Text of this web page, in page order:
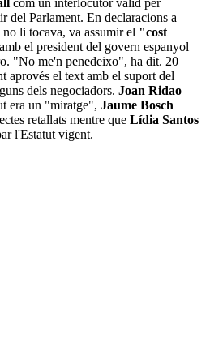
del Parlament. En declaracions a
li tocava, va assumir el "cost
el president del govern espanyol
"No me'n penedeixo", ha dit. 20
aprovés el text amb el suport del
dels negociadors. Joan Ridao
era un "miratge", Jaume Bosch
retallats mentre que Lídia Santos
l'Estatut vigent.